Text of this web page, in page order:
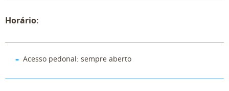
Horário:
Acesso pedonal: sempre aberto